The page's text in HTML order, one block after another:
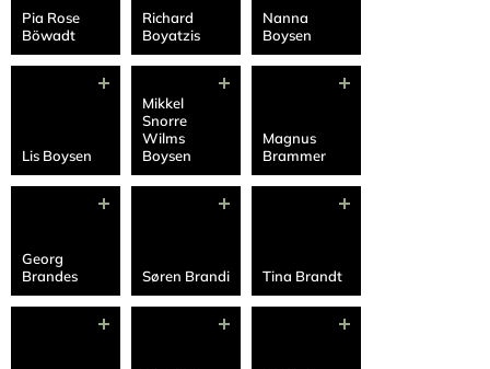
Pia Rose
Böwadt
Richard
Boyatzis
Nanna
Boysen
Lis Boysen
Mikkel
Snorre
Wilms
Boysen
Magnus
Brammer
Georg
Brandes
Søren Brandi Tina Brandt